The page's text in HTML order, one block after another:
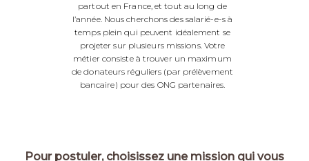
partout en France, et tout au long de
l’année. Nous cherchons des salarié-e-s à
temps plein qui peuvent idéalement se
projeter sur plusieurs missions. Votre
métier consiste à trouver un maximum
de donateurs réguliers (par prélèvement
bancaire) pour des ONG partenaires.
Pour postuler, choisissez une mission qui vous